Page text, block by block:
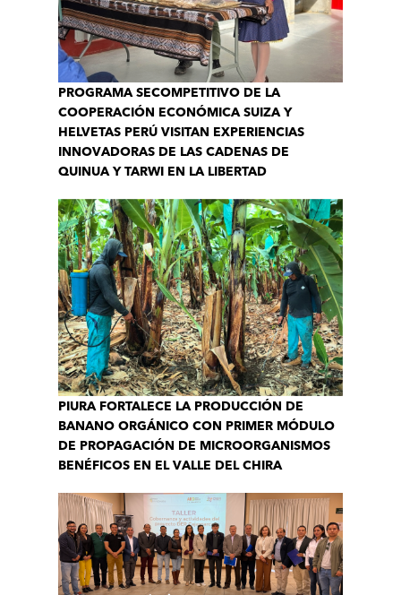
PROGRAMA SECOMPETITIVO DE LA
COOPERACIÓN ECONÓMICA SUIZA Y
HELVETAS PERÚ VISITAN EXPERIENCIAS
INNOVADORAS DE LAS CADENAS DE
QUINUA Y TARWI EN LA LIBERTAD
PIURA FORTALECE LA PRODUCCIÓN DE
BANANO ORGÁNICO CON PRIMER MÓDULO
DE PROPAGACIÓN DE MICROORGANISMOS
BENÉFICOS EN EL VALLE DEL CHIRA